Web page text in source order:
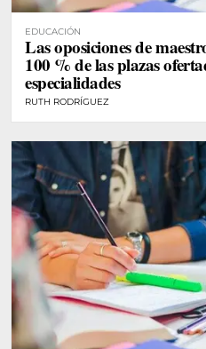
EDUCACIÓN
Las oposiciones de
100 % de las plazas
especialidades
RUTH RODRÍGUEZ